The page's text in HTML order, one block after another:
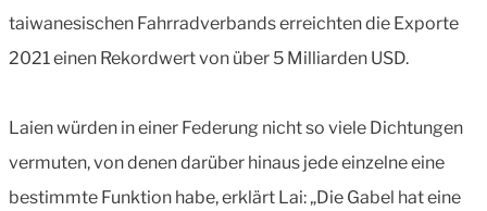
taiwanesischen Fahrradverbands erreichten die Exporte
2021 einen Rekordwert von über 5 Milliarden USD.
Laien würden in einer Federung nicht so viele Dichtungen
vermuten, von denen darüber hinaus jede einzelne eine
bestimmte Funktion habe, erklärt Lai: „Die Gabel hat eine